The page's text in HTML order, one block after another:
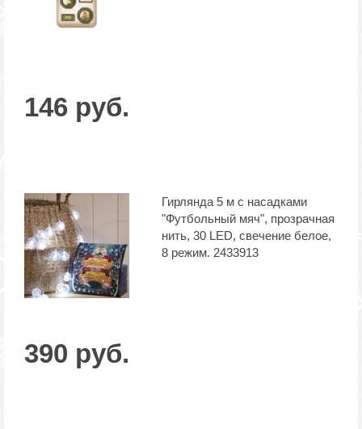
146 руб.
Гирлянда 5 м с насадками
"Футбольный мяч", прозрачная
нить, 30 LED, свечение белое,
8 режим. 2433913
390 руб.